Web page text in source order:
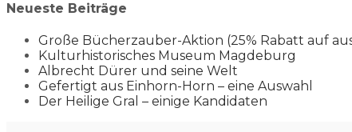
Neueste Beiträge
Große Bücherzauber-Aktion (25% Rabatt auf
Kulturhistorisches Museum Magdeburg
Albrecht Dürer und seine Welt
Gefertigt aus Einhorn-Horn – eine Auswahl
Der Heilige Gral – einige Kandidaten